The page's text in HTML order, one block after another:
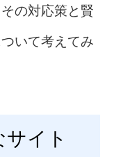
の対応策と賢
いて考えてみ
イト